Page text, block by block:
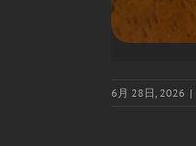
6月 28日, 2026 |